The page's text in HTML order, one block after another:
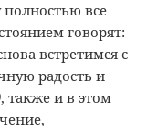
полностью все
говорят:
встретимся с
радость и
, также и в этом